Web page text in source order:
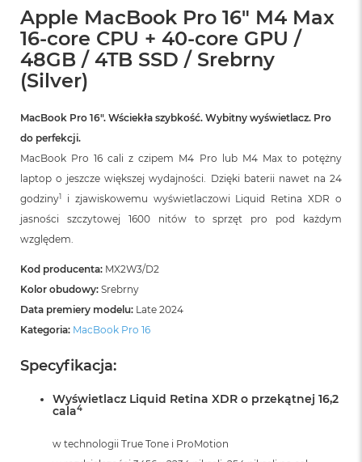
Apple MacBook Pro 16" M4 Max
16-core CPU + 40-core GPU /
48GB / 4TB SSD / Srebrny
(Silver)
MacBook Pro 16″. Wściekła szybkość. Wybitny wyświetlacz. Pro
do perfekcji.
MacBook Pro 16 cali z czipem M4 Pro lub M4 Max to potężny
laptop o jeszcze większej wydajności. Dzięki baterii nawet na 24
godziny1
i zjawiskowemu wyświetlaczowi Liquid Retina XDR o
jasności szczytowej 1600 nitów to sprzęt pro pod każdym
względem.
Kod producenta: MX2W3/D2
Kolor obudowy: Srebrny
Data premiery modelu: Late 2024
Kategoria: MacBook Pro 16
Specyfikacja:
Wyświetlacz Liquid Retina XDR o przekątnej 16,2
cala4
w technologii True Tone i ProMotion